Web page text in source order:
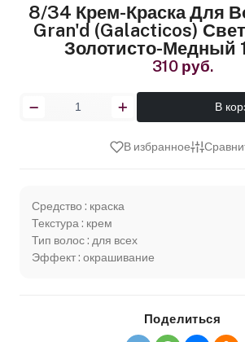
8/34 Крем-Краска Для
Gran'd (Galacticos)
Золотисто-Медный
310 руб.
В
В избранное
Средство : краска
Текстура : крем
Тип волос : для всех
Эффект : окрашивание
Поделиться